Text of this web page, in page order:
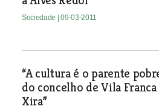
Sociedade | 09-03-2011
“A cultura é o parente
do concelho de Vila Franca
Xira”